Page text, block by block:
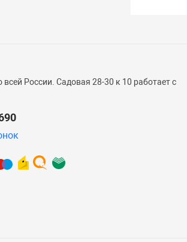
всей России. Садовая 28-30 к 10 работает с